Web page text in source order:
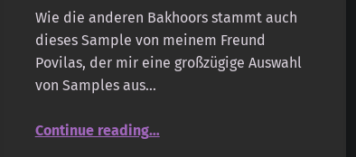
Wie die anderen Bakhoors stammt auch
dieses Sample von meinem Freund
Povilas, der mir eine großzügige Auswahl
von Samples aus…
Continue reading…